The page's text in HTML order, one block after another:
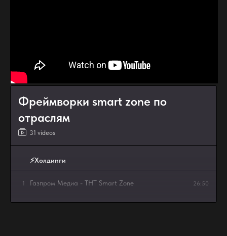
Фреймворки smart zone по
отраслям
31 videos
⚡Холдинги
1 Газпром Медиа - TНT Smart Zone 26:50